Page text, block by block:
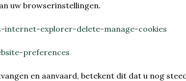
uw browserinstellingen.
explorer-delete-manage-cookies
preferences
en aanvaard, betekent dit dat u nog